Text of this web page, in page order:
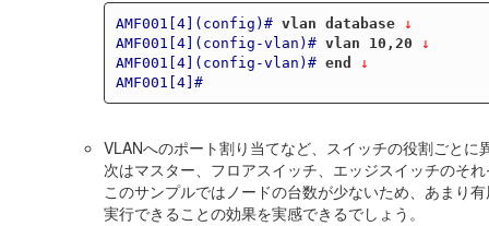
AMF001[4](config)# vlan database ↓
AMF001[4](config-vlan)# vlan 10,20 ↓
AMF001[4](config-vlan)# end
↓
AMF001[4]#
VLANへのポート割り当てなど、スイッチの役割ごと
次はマスター、フロアスイッチ、エッジスイッチのそ
このサンプルではノードの台数が少ないため、あまり
実行できることの効果を実感できるでしょう。